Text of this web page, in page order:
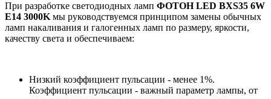
При разработке светодиодных ламп ФОТОН LED BXS35 6W
E14 3000K мы руководствуемся принципом замены обычных
ламп накаливания и галогенных ламп по размеру, яркости,
качеству света и обеспечиваем:
Низкий коэффициент пульсации - менее 1%.
Коэффициент пульсации - важный параметр лампы, от